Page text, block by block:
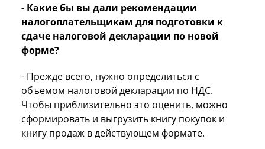
- Какие бы вы дали рекомендации
налогоплательщикам для подготовки к
сдаче налоговой декларации по новой
форме?
- Прежде всего, нужно определиться с
объемом налоговой декларации по НДС.
Чтобы приблизительно это оценить, можно
сформировать и выгрузить книгу покупок и
книгу продаж в действующем формате.